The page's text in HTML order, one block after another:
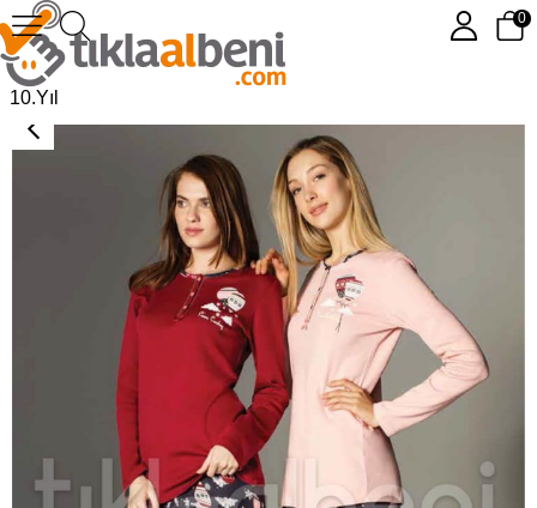
10.Yıl
0
Pierre Cardin 3060 Bayan Pijama Takımı